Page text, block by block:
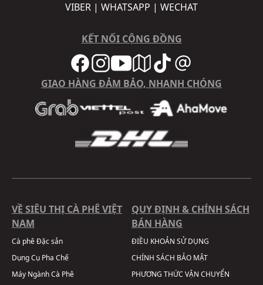
VIBER | WHATSAPP | WECHAT
KẾT NỐI CỘNG ĐỒNG
GIAO HÀNG ĐẢM BẢO, NHANH CHÓNG
VỀ SIÊU THỊ CÀ PHÊ VIỆT
NAM
Cà phê Đặc sản
Dụng Cụ Pha Chế
Máy Ngành Cà Phê
QUY ĐỊNH & CHÍNH SÁCH
BÁN HÀNG
ĐIỀU KHOẢN SỬ DỤNG
CHÍNH SÁCH BẢO MẬT
PHƯƠNG THỨC VẬN CHUYỂN